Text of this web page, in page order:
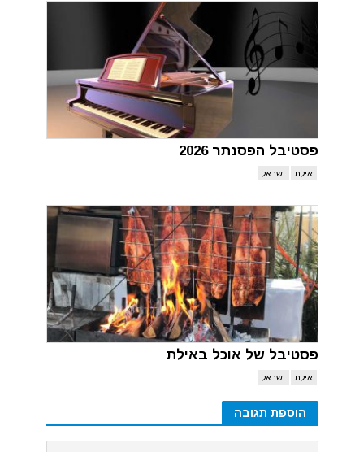
פסטיבל הפסנתר 2026
אילת ישראל
פסטיבל של אוכל באילת
אילת ישראל
הוספת תגובה